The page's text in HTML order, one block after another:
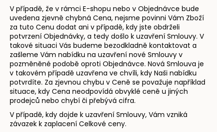
V případě, že v rámci E-shopu nebo v Objednávce bude
uvedena zjevně chybná Cena, nejsme povinni Vám Zboží
za tuto Cenu dodat ani v případě, kdy jste obdrželi
potvrzení Objednávky, a tedy došlo k uzavření Smlouvy. V
takové situaci Vás budeme bezodkladně kontaktovat a
zašleme Vám nabídku na uzavření nové Smlouvy v
pozměněné podobě oproti Objednávce. Nová Smlouva je
v takovém případě uzavřena ve chvíli, kdy Naši nabídku
potvrdíte. Za zjevnou chybu v Ceně se považuje například
situace, kdy Cena neodpovídá obvyklé ceně u jiných
prodejců nebo chybí či přebývá cifra.
V případě, kdy dojde k uzavření Smlouvy, Vám vzniká
závazek k zaplacení Celkové ceny.